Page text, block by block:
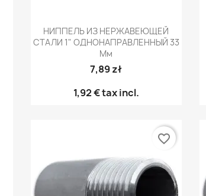
Быстрый просмотр
НИППЕЛЬ ИЗ НЕРЖАВЕЮЩЕЙ
СТАЛИ 1" ОДНОНАПРАВЛЕННЫЙ 33
Мм
7,89 zł
1,92 €tax incl.
favorite_border